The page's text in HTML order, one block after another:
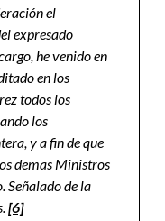
el
expresado
he venido en
en los
todos los
los
y a fin de que
demas Ministros
Señalado de la
[6]